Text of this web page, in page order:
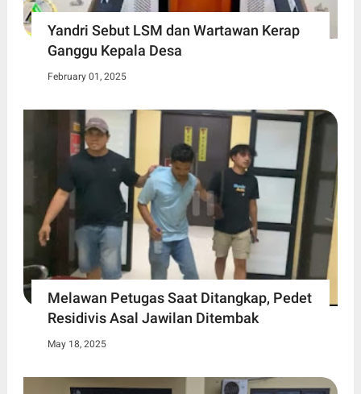
Yandri Sebut LSM dan Wartawan Kerap
Ganggu Kepala Desa
February 01, 2025
Melawan Petugas Saat Ditangkap, Pedet
Residivis Asal Jawilan Ditembak
May 18, 2025